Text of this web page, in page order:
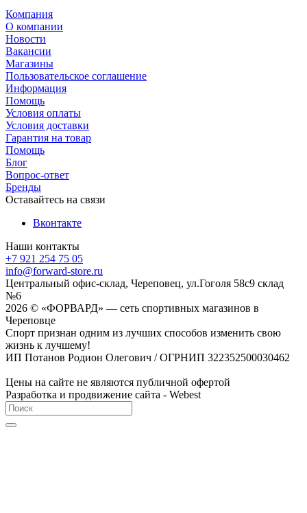
Компания
О компании
Новости
Вакансии
Магазины
Пользовательское соглашение
Информация
Помощь
Условия оплаты
Условия доставки
Гарантия на товар
Помощь
Блог
Вопрос-ответ
Бренды
Оставайтесь на связи
Вконтакте
Наши контакты
+7 921 254 75 05
info@forward-store.ru
Центральный офис-склад, Череповец, ул.Гоголя 58с9 склад
№6
2026 © «ФОРВАРД» — сеть спортивных магазинов в
Череповце
Спорт признан одним из лучших способов изменить свою
жизнь к лучшему!
ИП Потанов Родион Олегович / ОГРНИП 322352500030462
Цены на сайте не являются публичной офертой
Разработка и продвижение сайта - Webest